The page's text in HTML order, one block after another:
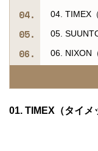
04. TIMEX
05.
06. NIXON
07.
08. TIMEX
01. TIMEX（タイメ